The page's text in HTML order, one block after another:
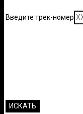
Введите трек-номер